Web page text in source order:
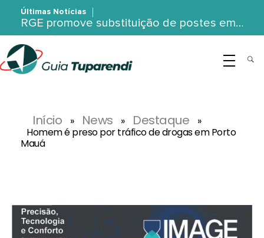
Últimas Notícias
RGE promove substituição de postes em…
Início » News » Destaque
»
Homem é preso por tráfico de drogas em Porto
Mauá